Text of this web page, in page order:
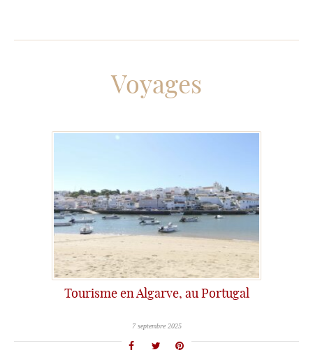
Voyages
Tourisme en Algarve, au Portugal
7 septembre 2025